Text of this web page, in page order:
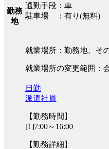
勤務
地
通勤手段：車
駐車場 ：有り(無料)
就業場所：勤務地、そ
就業場所の変更範囲：
日勤
派遣社員
【勤務時間】
[1]7:00～16:00
【勤務詳細】